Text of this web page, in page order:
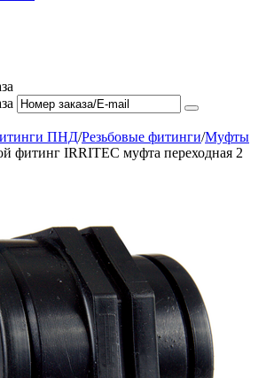
ПНД/Резьбовые фитинги/Муфты
фитинг IRRITEC муфта переходная 2